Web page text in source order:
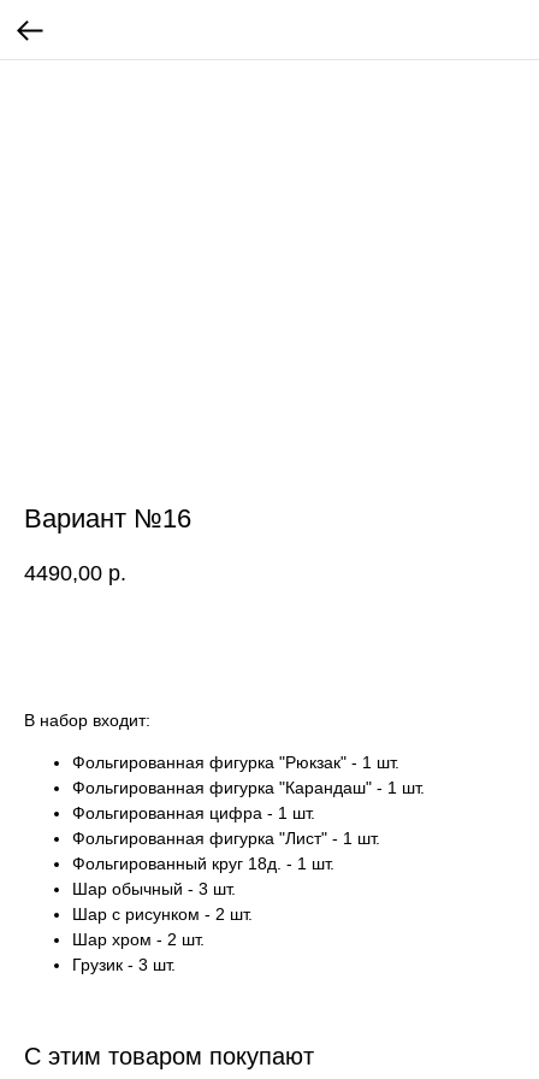
Вариант №16
4490,00 р.
В набор входит:
Фольгированная фигурка "Рюкзак" - 1 шт.
Фольгированная фигурка "Карандаш" - 1 шт.
Фольгированная цифра - 1 шт.
Фольгированная фигурка "Лист" - 1 шт.
Фольгированный круг 18д. - 1 шт.
Шар обычный - 3 шт.
Шар с рисунком - 2 шт.
Шар хром - 2 шт.
Грузик - 3 шт.
С этим товаром покупают